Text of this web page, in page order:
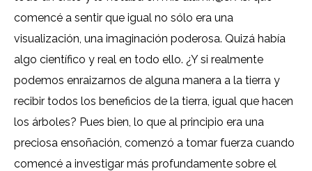
comencé a sentir que igual no sólo era una
visualización, una imaginación poderosa. Quizá había
algo científico y real en todo ello. ¿Y si realmente
podemos enraizarnos de alguna manera a la tierra y
recibir todos los beneficios de la tierra, igual que hacen
los árboles? Pues bien, lo que al principio era una
preciosa ensoñación, comenzó a tomar fuerza cuando
comencé a investigar más profundamente sobre el